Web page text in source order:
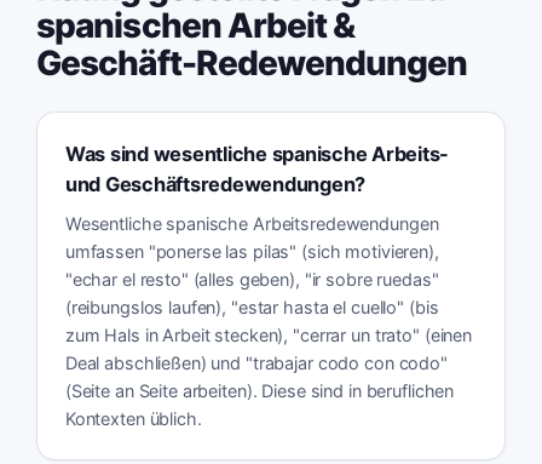
spanischen Arbeit &
Geschäft-Redewendungen
Was sind wesentliche spanische Arbeits-
und Geschäftsredewendungen?
Wesentliche spanische Arbeitsredewendungen
umfassen "ponerse las pilas" (sich motivieren),
"echar el resto" (alles geben), "ir sobre ruedas"
(reibungslos laufen), "estar hasta el cuello" (bis
zum Hals in Arbeit stecken), "cerrar un trato" (einen
Deal abschließen) und "trabajar codo con codo"
(Seite an Seite arbeiten). Diese sind in beruflichen
Kontexten üblich.